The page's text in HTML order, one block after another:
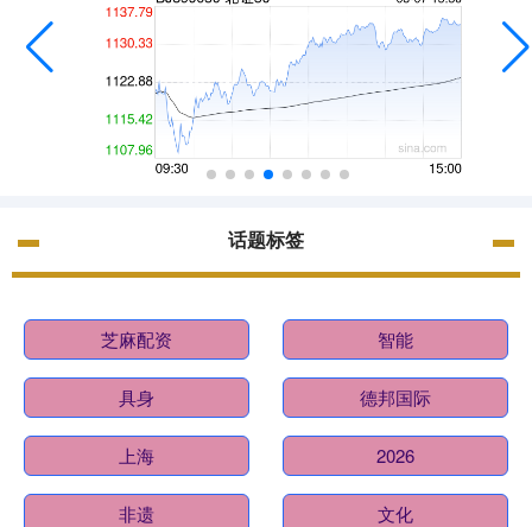
话题标签
芝麻配资 智能
具身 德邦国际
上海 2026
非遗 文化